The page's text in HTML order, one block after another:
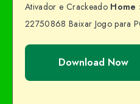
Ativador e Crackeado Home
22750868 Baixar Jogo para
Download Now